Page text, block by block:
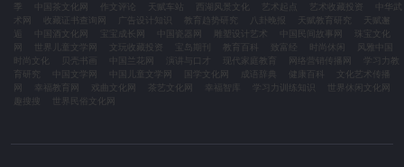
季
中国茶文化网 作文评论 天赋车站 西湖风景文化 艺术起点 艺术收藏投资
中华武
术网
收藏证书查询网 广告设计知识 教育趋势研究 八卦晚报 天赋教育研究
天赋邂
中国酒文化网 宝宝成长网 中国瓷器网 雕塑设计艺术 中国民间故事网
珠宝文化
网
世界儿童文学网 文玩收藏投资 宝岛期刊 教育百科 致富经 时尚休闲
风雅中国
时尚文化
贝壳书画 中国兰花网 演讲与口才 现代家庭教育 网络营销传播网
学习力教
育研究
中国文学网 中国儿童文学网 国学文化网 成语辞典 健康百科
文化艺术传播
网
幸福教育网 戏曲文化网 茶艺文化网 幸福智库 学习力训练知识
世界休闲文化网
趣搜搜
世界民俗文化网